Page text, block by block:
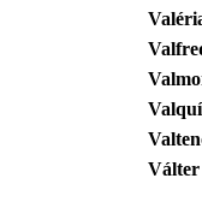
Válter